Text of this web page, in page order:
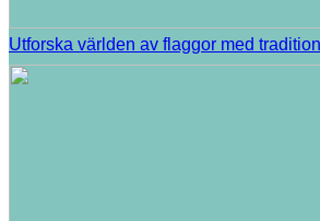
Utforska världen av flaggor med